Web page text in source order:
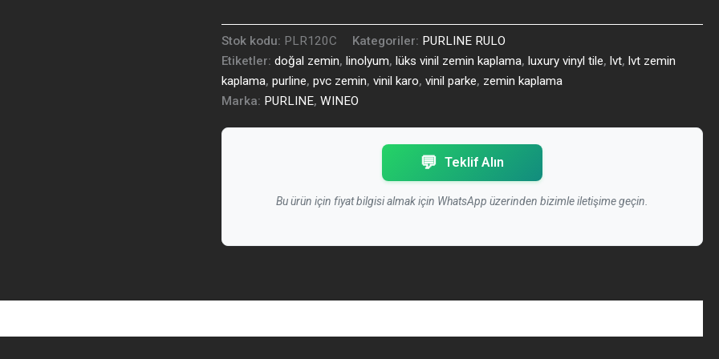
Stok kodu: PLR120C Kategoriler: PURLINE RULO
Etiketler:doğal zemin,linolyum,lüks vinil zemin kaplama,luxury vinyl tile,lvt,lvt zemin
kaplama,purline,pvc zemin,vinil karo,vinil parke, zemin kaplama
Marka: PURLINE,WINEO
💬 Teklif Alın
Bu ürün için fiyat bilgisi almak için WhatsApp üzerinden bizimle iletişime geçin.